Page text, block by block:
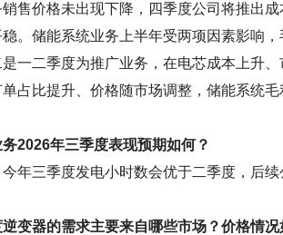
售价格未出现下降，四季度公司将推出
。储能系统业务上半年受两项因素影响
一二季度为推广业务，在电芯成本上升
占比提升、价格随市场调整，储能系统毛
2026年三季度表现预期如何？
年三季度发电小时数会优于二季度，后
变器的需求主要来自哪些市场？价格情